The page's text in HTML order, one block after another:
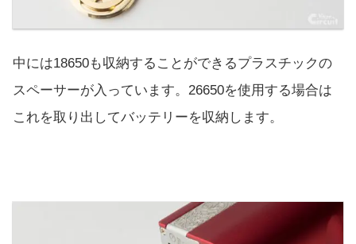
中には18650も収納することができるプラスチックの
スペーサーが入っています。26650を使用する場合は
これを取り出してバッテリーを収納します。